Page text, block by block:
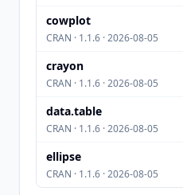
cowplot
CRAN · 1.1.6 · 2026-08-05
crayon
CRAN · 1.1.6 · 2026-08-05
data.table
CRAN · 1.1.6 · 2026-08-05
ellipse
CRAN · 1.1.6 · 2026-08-05